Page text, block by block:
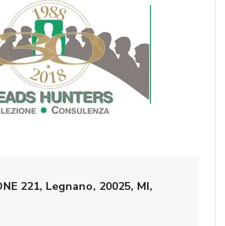
221, Legnano, 20025, MI,